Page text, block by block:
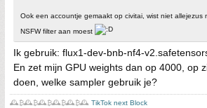
Ook een accountje gemaakt op civitai, wist niet
NSFW filter aan moest
Ik gebruik: flux1-dev-bnb-nf4-
En zet mijn GPU weights dan op 4000, op
doen, welke sampler gebruik je?
🕰️₿🕰️₿🕰️₿🕰️₿🕰️₿🕰️ TikTok next Block